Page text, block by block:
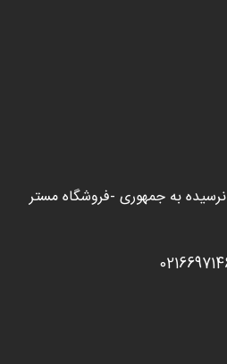
به جمهوری -فروشگاه مستر